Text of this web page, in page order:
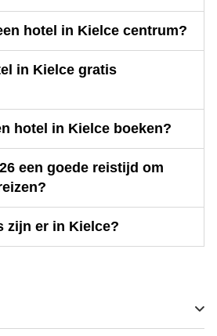
hotel in Kielce centrum?
in Kielce gratis
hotel in Kielce boeken?
een goede reistijd om
zijn er in Kielce?